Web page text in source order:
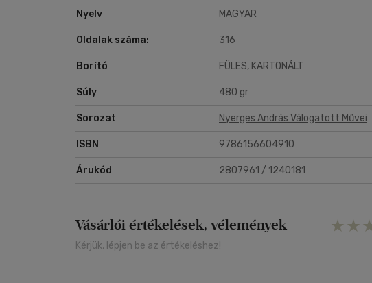
Nyelv MAGYAR
Oldalak száma: 316
Borító FÜLES, KARTONÁLT
Súly 480 gr
Sorozat Nyerges András Válogatott Művei
ISBN 9786156604910
Árukód 2807961 / 1240181
Vásárlói értékelések, vélemények
Kérjük, lépjen be az értékeléshez!